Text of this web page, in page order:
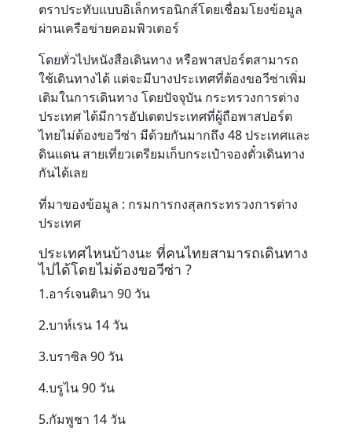
ตราประทับแบบอิเล็กทรอนิกส์โดยเชื่อมโยงข้อมูล
ผ่านเครือข่ายคอมพิวเตอร์
โดยทั่วไปหนังสือเดินทาง หรือพาสปอร์ตสามารถ
ใช้เดินทางได้ แต่จะมีบางประเทศที่ต้องขอวีซ่าเพิ่ม
เติมในการเดินทาง โดยปัจจุบัน กระทรวงการต่าง
ประเทศ ได้มีการอัปเดตประเทศที่ผู้ถือพาสปอร์ต
ไทยไม่ต้องขอวีซ่า มีด้วยกันมากถึง 48 ประเทศและ
ดินแดน สายเที่ยวเตรียมเก็บกระเป๋าจองตั๋วเดินทาง
กันได้เลย
ที่มาของข้อมูล : กรมการกงสุลกระทรวงการต่าง
ประเทศ
ประเทศไหนบ้างนะ ที่คนไทยสามารถเดินทาง
ไปได้โดยไม่ต้องขอวีซ่า ?
1.อาร์เจนตินา 90 วัน
2.บาห์เรน 14 วัน
3.บราซิล 90 วัน
4.บรูไน 90 วัน
5.กัมพูชา 14 วัน